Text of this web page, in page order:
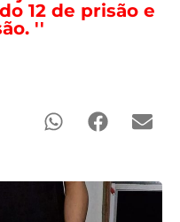
12 de prisão e
''